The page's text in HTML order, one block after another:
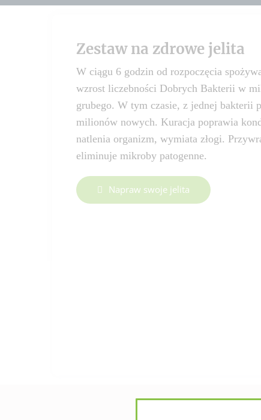
Zestaw na zdrowe jelita
W ciągu 6 godzin od rozpoczęcia
wzrost liczebności Dobrych Bakterii w
grubego. W tym czasie, z jednej bakterii
milionów nowych. Kuracja poprawia
natlenia organizm, wymiata złogi.
eliminuje mikroby patogenne.
Napraw swoje jelita